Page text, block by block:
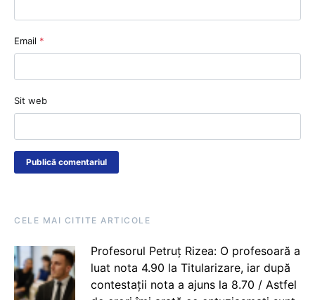
Email *
Sit web
CELE MAI CITITE ARTICOLE
Profesorul Petruț Rizea: O profesoară a
luat nota 4.90 la Titularizare, iar după
contestații nota a ajuns la 8.70 / Astfel